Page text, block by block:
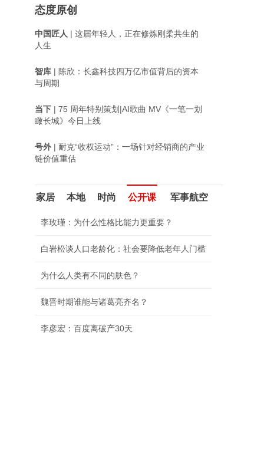
态度原创
中国匠人 | 这届年轻人，正在修炼刚柔共生的
人生
智库 | 陈欣：长鑫科技四万亿市值背后的资本
与周期
当下 | 75 周年特别策划|AI歌曲 MV《一笔一划
瞰长城》今日上线
号外| 耐克“收权运动”：一场针对经销商的产业
链价值重估
家居 本地 时尚 公开课 军事航空
李玫瑾：为什么性格比能力更重要？
白岩松谈人口老龄化：社会要降低老年人门槛
为什么人类有不同的肤色？
魏晋时期谁能与诸葛亮齐名？
李彦宏：百度离破产30天